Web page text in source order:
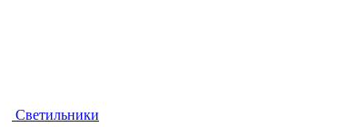
Светильники